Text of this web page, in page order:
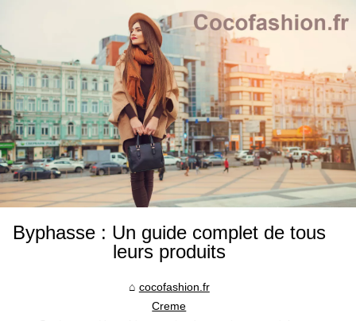
Byphasse : Un guide complet de tous
leurs produits
cocofashion.fr
Creme